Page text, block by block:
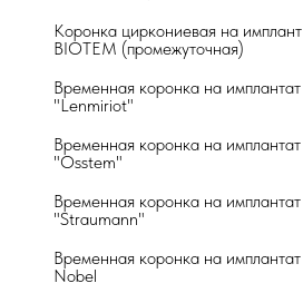
Временная коронка на имплантат
"Lenmiriot"
Коронка циркониевая на имплант
BIOTEM (промежуточная)
Временная коронка на имплантат
"Osstem"
Временная коронка на имплантат
"Straumann"
Временная коронка на имплантат
Nobel